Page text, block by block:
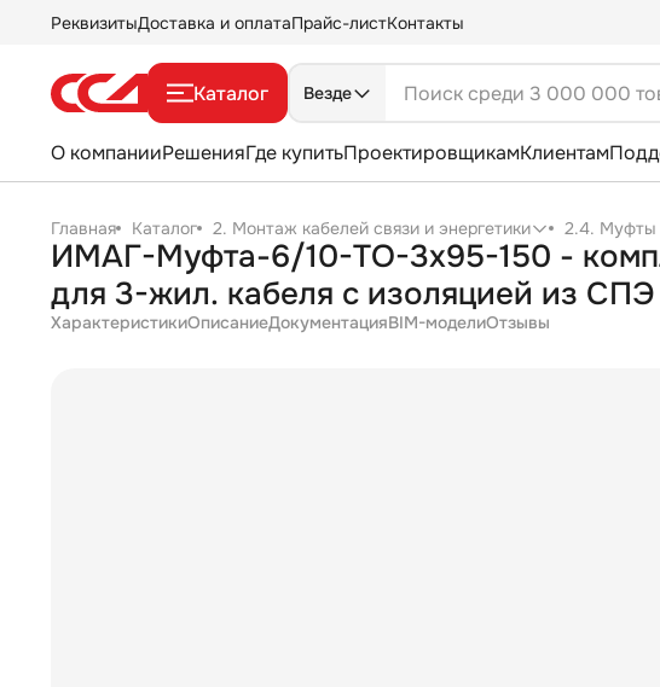
РеквизитыДоставка и оплатаПрайс-листКонтакты
Каталог Везде
О компанииРешенияГде купитьПроектировщикамКлиентам
Главная Каталог 2. Монтаж кабелей связи и энергетики 2.4. Муфты
ИМАГ-Муфта-6/10-TO-3х95-150 -
для 3-жил. кабеля с изоляцией из
ХарактеристикиОписаниеДокументацияBIM-моделиОтзывы